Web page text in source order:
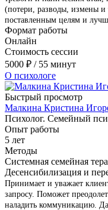
(потери, разводы, измены и
поставленным целям и
Формат работы
Онлайн
Стоимость сессии
5000 ₽ / 55 минут
О психологе
Быстрый просмотр
Малкина Кристина
Психолог. Семейный
Опыт работы
5 лет
Методы
Системная семейная
Десенсибилизация и
Принимает и уважает
запросу. Поможет
наладить коммуникацию.